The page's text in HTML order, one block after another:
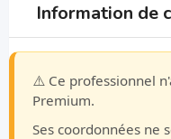
Information de
⚠️ Ce professionnel
Premium.
Ses coordonnées ne